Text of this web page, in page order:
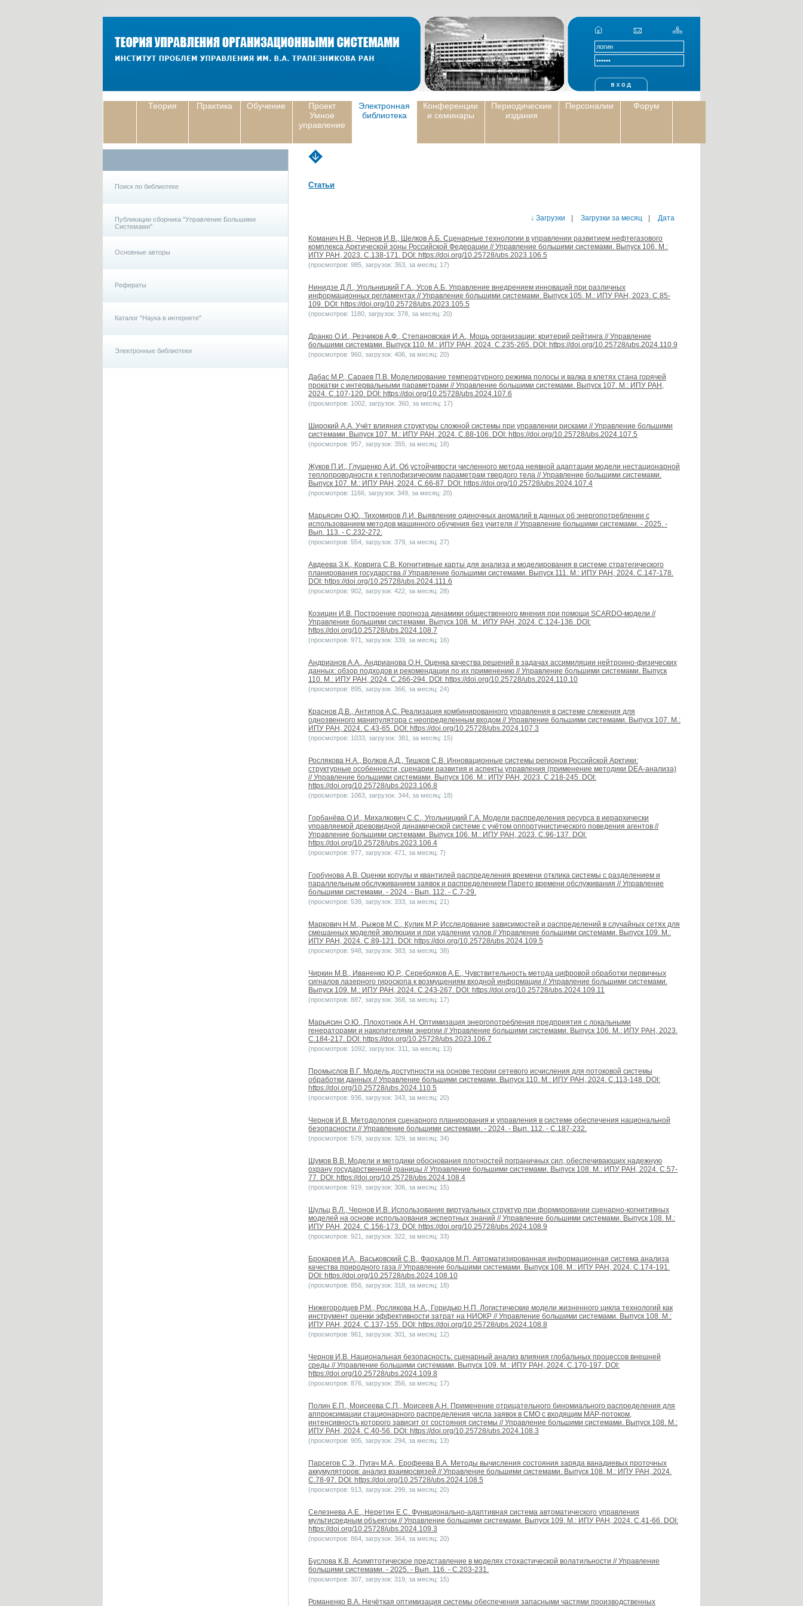
Теория Практика Обучение
Проект
Умное
управление
Электронная
библиотека
Конференции
и семинары
Периодические
издания
Персоналии Форум
Поиск по библиотеке
Публикации сборника "Управление Большими
Системами"
Основные авторы
Рефераты
Каталог "Наука в интернете"
Электронные библиотеки
Статьи
↓ Загрузки Загрузки за месяц Дата
Команич Н.В., Чернов И.В., Шелков А.Б. Сценарные технологии в управлении развитием нефтегазового
комплекса Арктической зоны Российской Федерации // Управление большими системами. Выпуск 106. М.:
ИПУ РАН, 2023. С.138-171. DOI: https://doi.org/10.25728/ubs.2023.106.5
(просмотров: 985, загрузок: 363, за месяц: 17)
Нинидзе Д.Л., Угольницкий Г.А., Усов А.Б. Управление внедрением инноваций при различных
информационных регламентах // Управление большими системами. Выпуск 105. М.: ИПУ РАН, 2023. С.85-
109. DOI: https://doi.org/10.25728/ubs.2023.105.5
(просмотров: 1180, загрузок: 378, за месяц: 20)
Дранко О.И., Резчиков А.Ф., Степановская И.А., Мощь организации: критерий рейтинга // Управление
большими системами. Выпуск 110. М.: ИПУ РАН, 2024. С.235-265. DOI: https://doi.org/10.25728/ubs.2024.110.9
(просмотров: 960, загрузок: 406, за месяц: 20)
Дабас М.Р., Сараев П.В. Моделирование температурного режима полосы и валка в клетях стана горячей
прокатки с интервальными параметрами // Управление большими системами. Выпуск 107. М.: ИПУ РАН,
2024. С.107-120. DOI: https://doi.org/10.25728/ubs.2024.107.6
(просмотров: 1002, загрузок: 360, за месяц: 17)
Широкий А.А. Учёт влияния структуры сложной системы при управлении рисками // Управление большими
системами. Выпуск 107. М.: ИПУ РАН, 2024. С.88-106. DOI: https://doi.org/10.25728/ubs.2024.107.5
(просмотров: 957, загрузок: 355, за месяц: 18)
Жуков П.И., Глущенко А.И. Об устойчивости численного метода неявной адаптации модели нестационарной
теплопроводности к теплофизическим параметрам твердого тела // Управление большими системами.
Выпуск 107. М.: ИПУ РАН, 2024. С.66-87. DOI: https://doi.org/10.25728/ubs.2024.107.4
(просмотров: 1166, загрузок: 349, за месяц: 20)
Марьясин О.Ю., Тихомиров Л.И. Выявление одиночных аномалий в данных об энергопотреблении с
использованием методов машинного обучения без учителя // Управление большими системами. - 2025. -
Вып. 113. - С.232-272.
(просмотров: 554, загрузок: 379, за месяц: 27)
Авдеева З.К., Коврига С.В. Когнитивные карты для анализа и моделирования в системе стратегического
планирования государства // Управление большими системами. Выпуск 111. М.: ИПУ РАН, 2024. С.147-178.
DOI: https://doi.org/10.25728/ubs.2024.111.6
(просмотров: 902, загрузок: 422, за месяц: 28)
Козицин И.В. Построение прогноза динамики общественного мнения при помощи SCARDO-модели //
Управление большими системами. Выпуск 108. М.: ИПУ РАН, 2024. С.124-136. DOI:
https://doi.org/10.25728/ubs.2024.108.7
(просмотров: 971, загрузок: 339, за месяц: 16)
Андрианов А.А., Андрианова О.Н. Оценка качества решений в задачах ассимиляции нейтронно-физических
данных: обзор подходов и рекомендации по их применению // Управление большими системами. Выпуск
110. М.: ИПУ РАН, 2024. С.266-294. DOI: https://doi.org/10.25728/ubs.2024.110.10
(просмотров: 895, загрузок: 366, за месяц: 24)
Краснов Д.В., Антипов А.С. Реализация комбинированного управления в системе слежения для
однозвенного манипулятора с неопределенным входом // Управление большими системами. Выпуск 107. М.:
ИПУ РАН, 2024. С.43-65. DOI: https://doi.org/10.25728/ubs.2024.107.3
(просмотров: 1033, загрузок: 381, за месяц: 15)
Рослякова Н.А., Волков А.Д., Тишков С.В. Инновационные системы регионов Российской Арктики:
структурные особенности, сценарии развития и аспекты управления (применение методики DEA-анализа)
// Управление большими системами. Выпуск 106. М.: ИПУ РАН, 2023. С.218-245. DOI:
https://doi.org/10.25728/ubs.2023.106.8
(просмотров: 1063, загрузок: 344, за месяц: 18)
Горбанёва О.И., Михалкович С.С., Угольницкий Г.А. Модели распределения ресурса в иерархически
управляемой древовидной динамической системе с учётом оппортунистического поведения агентов //
Управление большими системами. Выпуск 106. М.: ИПУ РАН, 2023. С.96-137. DOI:
https://doi.org/10.25728/ubs.2023.106.4
(просмотров: 977, загрузок: 471, за месяц: 7)
Горбунова А.В. Оценки копулы и квантилей распределения времени отклика системы с разделением и
параллельным обслуживанием заявок и распределением Парето времени обслуживания // Управление
большими системами. - 2024. - Вып. 112. - С.7-29.
(просмотров: 539, загрузок: 333, за месяц: 21)
Маркович Н.М., Рыжов М.С., Кулик М.Р. Исследование зависимостей и распределений в случайных сетях для
смешанных моделей эволюции и при удалении узлов // Управление большими системами. Выпуск 109. М.:
ИПУ РАН, 2024. С.89-121. DOI: https://doi.org/10.25728/ubs.2024.109.5
(просмотров: 948, загрузок: 383, за месяц: 38)
Чиркин М.В., Иваненко Ю.Р., Серебряков А.Е., Чувствительность метода цифровой обработки первичных
сигналов лазерного гироскопа к возмущениям входной информации // Управление большими системами.
Выпуск 109. М.: ИПУ РАН, 2024. С.243-267. DOI: https://doi.org/10.25728/ubs.2024.109.11
(просмотров: 887, загрузок: 368, за месяц: 17)
Марьясин О.Ю., Плохотнюк А.Н. Оптимизация энергопотребления предприятия с локальными
генераторами и накопителями энергии // Управление большими системами. Выпуск 106. М.: ИПУ РАН, 2023.
С.184-217. DOI: https://doi.org/10.25728/ubs.2023.106.7
(просмотров: 1092, загрузок: 311, за месяц: 13)
Промыслов В.Г. Модель доступности на основе теории сетевого исчисления для потоковой системы
обработки данных // Управление большими системами. Выпуск 110. М.: ИПУ РАН, 2024. С.113-148. DOI:
https://doi.org/10.25728/ubs.2024.110.5
(просмотров: 936, загрузок: 343, за месяц: 20)
Чернов И.В. Методология сценарного планирования и управления в системе обеспечения национальной
безопасности // Управление большими системами. - 2024. - Вып. 112. - С.187-232.
(просмотров: 579, загрузок: 329, за месяц: 34)
Шумов В.В. Модели и методики обоснования плотностей пограничных сил, обеспечивающих надежную
охрану государственной границы // Управление большими системами. Выпуск 108. М.: ИПУ РАН, 2024. С.57-
77. DOI: https://doi.org/10.25728/ubs.2024.108.4
(просмотров: 919, загрузок: 306, за месяц: 15)
Шульц В.Л., Чернов И.В. Использование виртуальных структур при формировании сценарно-когнитивных
моделей на основе использования экспертных знаний // Управление большими системами. Выпуск 108. М.:
ИПУ РАН, 2024. С.156-173. DOI: https://doi.org/10.25728/ubs.2024.108.9
(просмотров: 921, загрузок: 322, за месяц: 33)
Брокарев И.А., Васьковский С.В., Фархадов М.П. Автоматизированная информационная система анализа
качества природного газа // Управление большими системами. Выпуск 108. М.: ИПУ РАН, 2024. С.174-191.
DOI: https://doi.org/10.25728/ubs.2024.108.10
(просмотров: 856, загрузок: 318, за месяц: 18)
Нижегородцев Р.М., Рослякова Н.А., Горидько Н.П. Логистические модели жизненного цикла технологий как
инструмент оценки эффективности затрат на НИОКР // Управление большими системами. Выпуск 108. М.:
ИПУ РАН, 2024. С.137-155. DOI: https://doi.org/10.25728/ubs.2024.108.8
(просмотров: 961, загрузок: 301, за месяц: 12)
Чернов И.В. Национальная безопасность: сценарный анализ влияния глобальных процессов внешней
среды // Управление большими системами. Выпуск 109. М.: ИПУ РАН, 2024. С.170-197. DOI:
https://doi.org/10.25728/ubs.2024.109.8
(просмотров: 876, загрузок: 356, за месяц: 17)
Полин Е.П., Моисеева С.П., Моисеев А.Н. Применение отрицательного биномиального распределения для
аппроксимации стационарного распределения числа заявок в СМО с входящим MAP-потоком,
интенсивность которого зависит от состояния системы // Управление большими системами. Выпуск 108. М.:
ИПУ РАН, 2024. С.40-56. DOI: https://doi.org/10.25728/ubs.2024.108.3
(просмотров: 905, загрузок: 294, за месяц: 13)
Парсегов С.Э., Пугач М.А., Ерофеева В.А. Методы вычисления состояния заряда ванадиевых проточных
аккумуляторов: анализ взаимосвязей // Управление большими системами. Выпуск 108. М.: ИПУ РАН, 2024.
С.78-97. DOI: https://doi.org/10.25728/ubs.2024.108.5
(просмотров: 913, загрузок: 299, за месяц: 20)
Селезнева А.E., Неретин Е.С. Функционально-адаптивная система автоматического управления
мультисредным объектом // Управление большими системами. Выпуск 109. М.: ИПУ РАН, 2024. С.41-66. DOI:
https://doi.org/10.25728/ubs.2024.109.3
(просмотров: 864, загрузок: 364, за месяц: 20)
Буслова К.В. Асимптотическое представление в моделях стохастической волатильности // Управление
большими системами. - 2025. - Вып. 116. - С.203-231.
(просмотров: 307, загрузок: 319, за месяц: 15)
Романенко В.А. Нечёткая оптимизация системы обеспечения запасными частями производственных